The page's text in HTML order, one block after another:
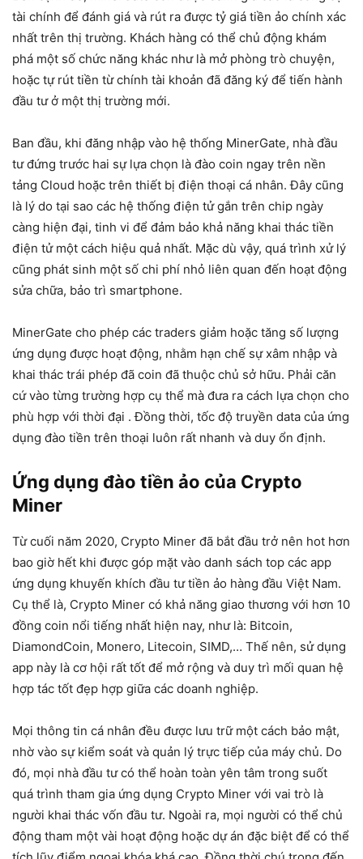
tài chính để đánh giá và rút ra được tỷ giá tiền ảo chính xác
nhất trên thị trường. Khách hàng có thể chủ động khám
phá một số chức năng khác như là mở phòng trò chuyện,
hoặc tự rút tiền từ chính tài khoản đã đăng ký để tiến hành
đầu tư ở một thị trường mới.
Ban đầu, khi đăng nhập vào hệ thống MinerGate, nhà đầu
tư đứng trước hai sự lựa chọn là đào coin ngay trên nền
tảng Cloud hoặc trên thiết bị điện thoại cá nhân. Đây cũng
là lý do tại sao các hệ thống điện tử gắn trên chip ngày
càng hiện đại, tinh vi để đảm bảo khả năng khai thác tiền
điện tử một cách hiệu quả nhất. Mặc dù vậy, quá trình xử lý
cũng phát sinh một số chi phí nhỏ liên quan đến hoạt động
sửa chữa, bảo trì smartphone.
MinerGate cho phép các traders giảm hoặc tăng số lượng
ứng dụng được hoạt động, nhằm hạn chế sự xâm nhập và
khai thác trái phép đã coin đã thuộc chủ sở hữu. Phải căn
cứ vào từng trường hợp cụ thể mà đưa ra cách lựa chọn cho
phù hợp với thời đại . Đồng thời, tốc độ truyền data của ứng
dụng đào tiền trên thoại luôn rất nhanh và duy ổn định.
Ứng dụng đào tiền ảo của Crypto
Miner
Từ cuối năm 2020, Crypto Miner đã bắt đầu trở nên hot hơn
bao giờ hết khi được góp mặt vào danh sách top các app
ứng dụng khuyến khích đầu tư tiền ảo hàng đầu Việt Nam.
Cụ thể là, Crypto Miner có khả năng giao thương với hơn 10
đồng coin nổi tiếng nhất hiện nay, như là: Bitcoin,
DiamondCoin, Monero, Litecoin, SIMD,… Thế nên, sử dụng
app này là cơ hội rất tốt để mở rộng và duy trì mối quan hệ
hợp tác tốt đẹp hợp giữa các doanh nghiệp.
Mọi thông tin cá nhân đều được lưu trữ một cách bảo mật,
nhờ vào sự kiểm soát và quản lý trực tiếp của máy chủ. Do
đó, mọi nhà đầu tư có thể hoàn toàn yên tâm trong suốt
quá trình tham gia ứng dụng Crypto Miner với vai trò là
người khai thác vốn đầu tư. Ngoài ra, mọi người có thể chủ
động tham một vài hoạt động hoặc dự án đặc biệt để có thể